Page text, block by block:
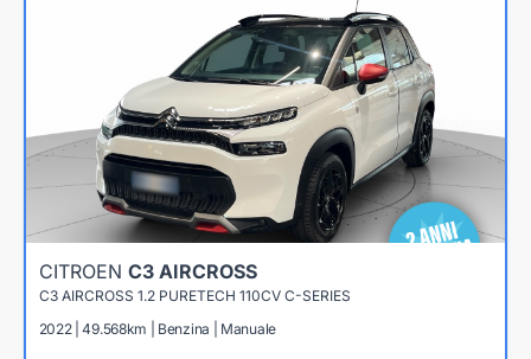
CITROEN C3 AIRCROSS
C3 AIRCROSS 1.2 PURETECH 110CV C-SERIES
2022 | 49.568km | Benzina | Manuale